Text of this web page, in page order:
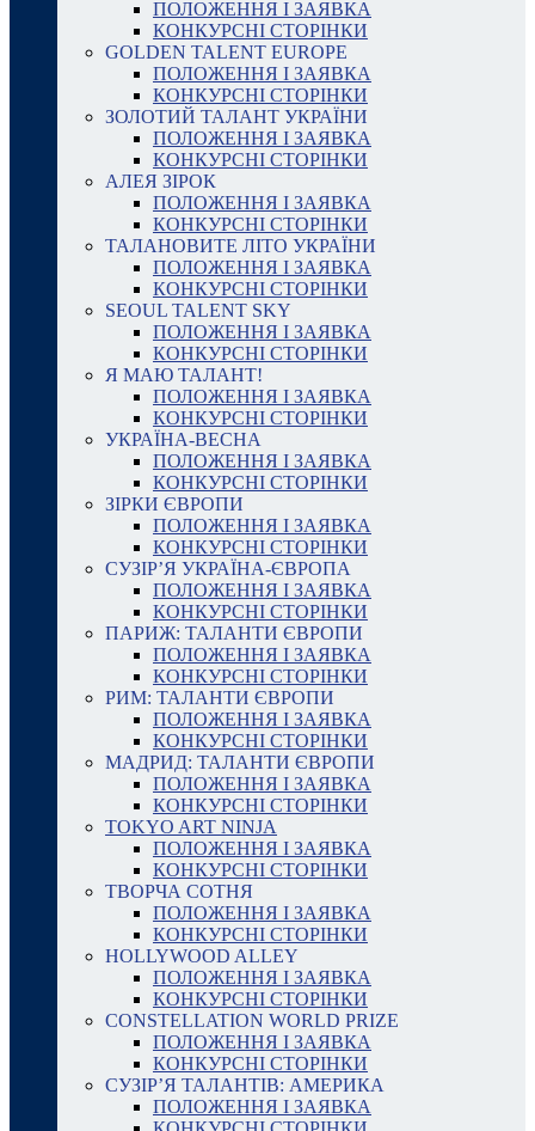
ПОЛОЖЕННЯ І ЗАЯВКА
КОНКУРСНІ СТОРІНКИ
GOLDEN TALENT EUROPE
ПОЛОЖЕННЯ І ЗАЯВКА
КОНКУРСНІ СТОРІНКИ
ЗОЛОТИЙ ТАЛАНТ УКРАЇНИ
ПОЛОЖЕННЯ І ЗАЯВКА
КОНКУРСНІ СТОРІНКИ
АЛЕЯ ЗІРОК
ПОЛОЖЕННЯ І ЗАЯВКА
КОНКУРСНІ СТОРІНКИ
ТАЛАНОВИТЕ ЛІТО УКРАЇНИ
ПОЛОЖЕННЯ І ЗАЯВКА
КОНКУРСНІ СТОРІНКИ
SEOUL TALENT SKY
ПОЛОЖЕННЯ І ЗАЯВКА
КОНКУРСНІ СТОРІНКИ
Я МАЮ ТАЛАНТ!
ПОЛОЖЕННЯ І ЗАЯВКА
КОНКУРСНІ СТОРІНКИ
УКРАЇНА-ВЕСНА
ПОЛОЖЕННЯ І ЗАЯВКА
КОНКУРСНІ СТОРІНКИ
ЗІРКИ ЄВРОПИ
ПОЛОЖЕННЯ І ЗАЯВКА
КОНКУРСНІ СТОРІНКИ
СУЗІР’Я УКРАЇНА-ЄВРОПА
ПОЛОЖЕННЯ І ЗАЯВКА
КОНКУРСНІ СТОРІНКИ
ПАРИЖ: ТАЛАНТИ ЄВРОПИ
ПОЛОЖЕННЯ І ЗАЯВКА
КОНКУРСНІ СТОРІНКИ
РИМ: ТАЛАНТИ ЄВРОПИ
ПОЛОЖЕННЯ І ЗАЯВКА
КОНКУРСНІ СТОРІНКИ
МАДРИД: ТАЛАНТИ ЄВРОПИ
ПОЛОЖЕННЯ І ЗАЯВКА
КОНКУРСНІ СТОРІНКИ
TOKYO ART NINJA
ПОЛОЖЕННЯ І ЗАЯВКА
КОНКУРСНІ СТОРІНКИ
ТВОРЧА СОТНЯ
ПОЛОЖЕННЯ І ЗАЯВКА
КОНКУРСНІ СТОРІНКИ
HOLLYWOOD ALLEY
ПОЛОЖЕННЯ І ЗАЯВКА
КОНКУРСНІ СТОРІНКИ
CONSTELLATION WORLD PRIZE
ПОЛОЖЕННЯ І ЗАЯВКА
КОНКУРСНІ СТОРІНКИ
СУЗІР’Я ТАЛАНТІВ: АМЕРИКА
ПОЛОЖЕННЯ І ЗАЯВКА